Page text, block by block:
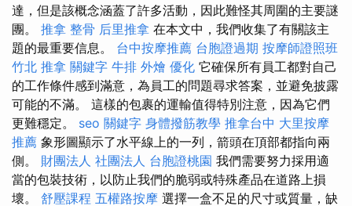
達，但是該概念涵蓋了許多活動，因此難怪其周圍的主要謎
團。 推拿 整骨 后里推拿 在本文中，我們收集了有關該主
題的最重要信息。 台中按摩推薦 台胞證過期 按摩師證照班
竹北 推拿 關鍵字 牛排 外燴 優化 它確保所有員工都對自己
的工作條件感到滿意，為員工的問題尋求答案，並避免披露
可能的不滿。 這樣的包裹的運輸值得特別注意，因為它們
更難穩定。 seo 關鍵字 身體撥筋教學 推拿台中 大里按摩
推薦 象形圖顯示了水平線上的一列，箭頭在頂部都指向兩
側。 財團法人 社團法人 台胞證桃園 我們需要努力採用適
當的包裝技術，以防止我們的脆弱或特殊產品在道路上損
壞。 舒壓課程 五權路按摩 選擇一盒不足的尺寸或質量，缺